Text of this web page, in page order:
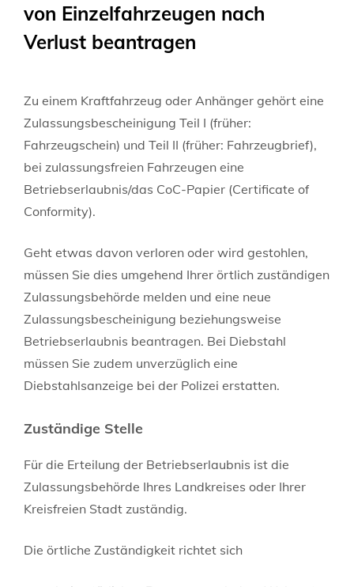
von Einzelfahrzeugen nach
Verlust beantragen
Zu einem Kraftfahrzeug oder Anhänger gehört eine
Zulassungsbescheinigung Teil I (früher:
Fahrzeugschein) und Teil II (früher: Fahrzeugbrief),
bei zulassungsfreien Fahrzeugen eine
Betriebserlaubnis/das CoC-Papier (Certificate of
Conformity).
Geht etwas davon verloren oder wird gestohlen,
müssen Sie dies umgehend Ihrer örtlich zuständigen
Zulassungsbehörde melden und eine neue
Zulassungsbescheinigung beziehungsweise
Betriebserlaubnis beantragen. Bei Diebstahl
müssen Sie zudem unverzüglich eine
Diebstahlsanzeige bei der Polizei erstatten.
Zuständige Stelle
Für die Erteilung der Betriebserlaubnis ist die
Zulassungsbehörde Ihres Landkreises oder Ihrer
Kreisfreien Stadt zuständig.
Die örtliche Zuständigkeit richtet sich